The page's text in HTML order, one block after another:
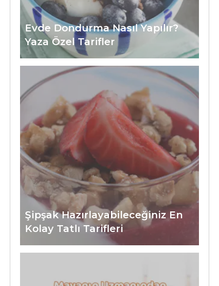
Evde Dondurma Nasıl Yapılır?
Yaza Özel Tarifler
Şipşak Hazırlayabileceğiniz En
Kolay Tatlı Tarifleri